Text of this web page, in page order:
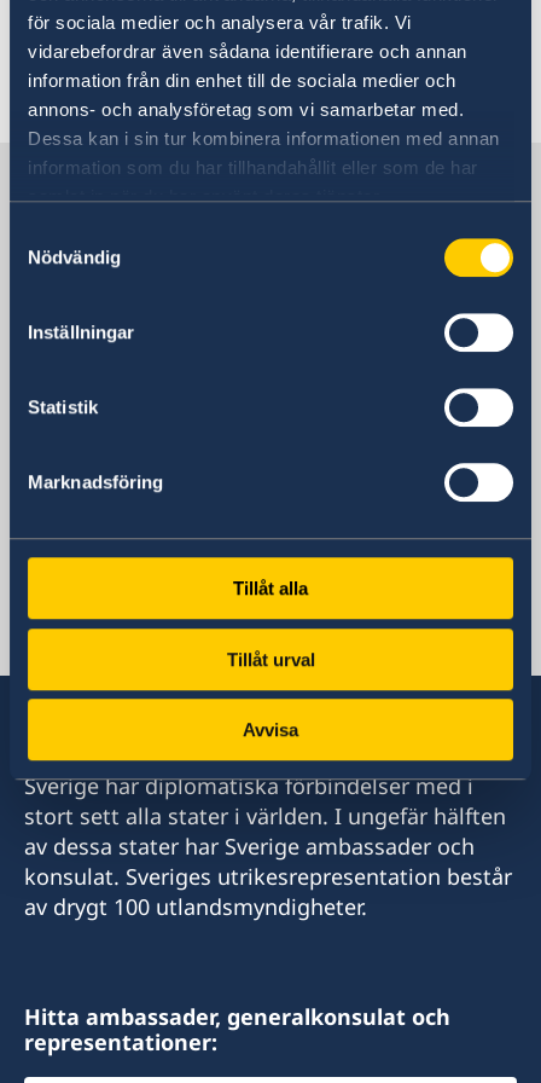
för sociala medier och analysera vår trafik. Vi
vidarebefordrar även sådana identifierare och annan
information från din enhet till de sociala medier och
annons- och analysföretag som vi samarbetar med.
Dessa kan i sin tur kombinera informationen med annan
information som du har tillhandahållit eller som de har
samlat in när du har använt deras tjänster.
Nödvändig
Inställningar
Statistik
Marknadsföring
Tillåt alla
Tillåt urval
Avvisa
Varning för nätbedrägerier
Vanligt förekommande frågor
och identitet.
Senast uppdaterad 09 apr. 2020, 09.54
Kontakt
Kontaktinformation
Mosfilmovskaja ul., 60
Ryssland
öppettider: måndag-fredag 08:30-11:30
Facebook
Representation
Ryssland, Moskva
Sverige har diplomatiska förbindelser med i
stort sett alla stater i världen. I ungefär hälften
av dessa stater har Sverige ambassader och
konsulat. Sveriges utrikesrepresentation består
av drygt 100 utlandsmyndigheter.
Hitta ambassader, generalkonsulat och
representationer: